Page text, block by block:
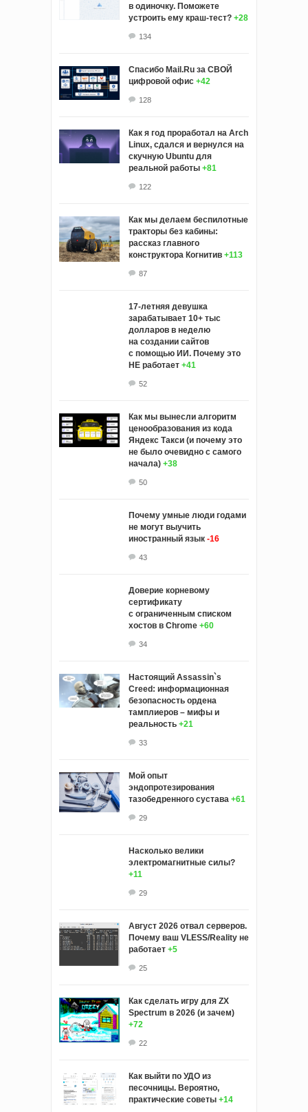
в одиночку. Поможете
устроить ему краш‑тест? +28
134
Спасибо Mail.Ru за СВОЙ
цифровой офис +42
128
Как я год проработал на Arch
Linux, сдался и вернулся на
скучную Ubuntu для
реальной работы +81
122
Как мы делаем беспилотные
тракторы без кабины:
рассказ главного
конструктора Когнитив +113
87
17-летняя девушка
зарабатывает 10+ тыс
долларов в неделю
на создании сайтов
с помощью ИИ. Почему это
НЕ работает +41
52
Как мы вынесли алгоритм
ценообразования из кода
Яндекс Такси (и почему это
не было очевидно с самого
начала) +38
50
Почему умные люди годами
не могут выучить
иностранный язык -16
43
Доверие корневому
сертификату
с ограниченным списком
хостов в Chrome +60
34
Настоящий Assassin`s
Creed: информационная
безопасность ордена
тамплиеров – мифы и
реальность +21
33
Мой опыт
эндопротезирования
тазобедренного сустава +61
29
Насколько велики
электромагнитные силы?
+11
29
Август 2026 отвал серверов.
Почему ваш VLESS/Reality не
работает +5
25
Как сделать игру для ZX
Spectrum в 2026 (и зачем)
+72
22
Как выйти по УДО из
песочницы. Вероятно,
практические советы +14